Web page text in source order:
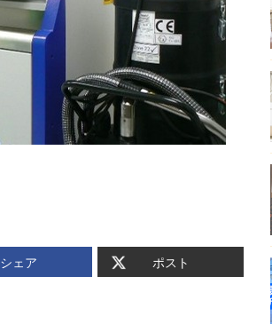
シェア ポスト